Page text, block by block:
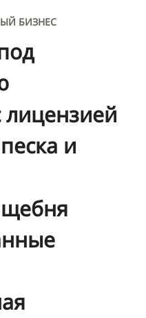
БИЗНЕС
лицензией
и